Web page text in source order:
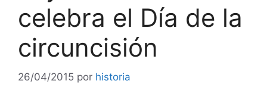
celebra el Día de la
circuncisión
26/04/2015 por historia